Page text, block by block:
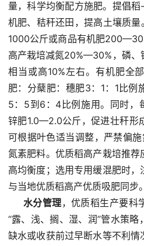
量，科学均衡配方施肥。提倡
机肥、秸秆还田，提高土壤质
1000公斤或商品有机肥
高产栽培减氮20%—30%，磷、
相当或高10%左右。有机肥全
肥：分蘖肥：穗肥3：1：1比例
5：5到6：4比例施用。同时，
锌肥1.0—2.0公斤，促进壮秆形
可根据叶色适当调整，严禁偏
氮素肥料。优质稻高产栽培推
高均衡度；选用专用缓混肥时
与当地优质稻高产优质吸肥同步。
水分管理，优质稻生产要科
“露、浅、搁、湿、润”管水策
缺水或收获前过早断水等不利